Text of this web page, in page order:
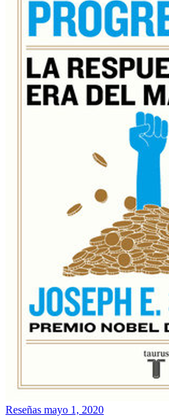
Reseñas mayo 1, 2020